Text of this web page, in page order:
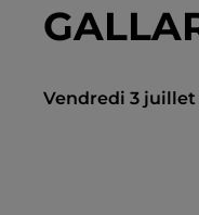
Vendredi 3 juillet